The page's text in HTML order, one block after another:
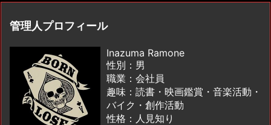
管理人プロフィール
Inazuma Ramone
性別：男
職業：会社員
趣味：読書・映画鑑賞・音楽活動・
バイク・創作活動
性格：人見知り